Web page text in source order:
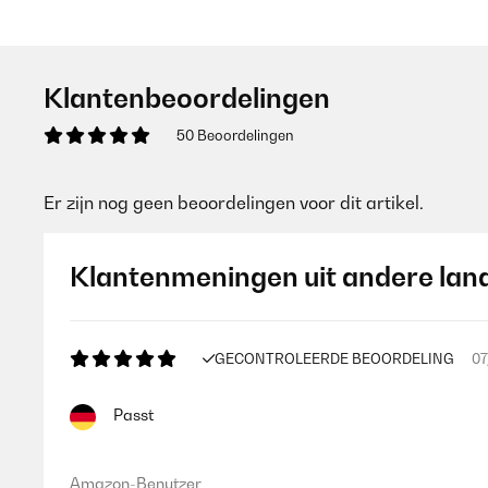
Klantenbeoordelingen
50 Beoordelingen
Er zijn nog geen beoordelingen voor dit artikel.
Klantenmeningen uit andere
GECONTROLEERDE BEOORDELING
Passt
Amazon-Benutzer